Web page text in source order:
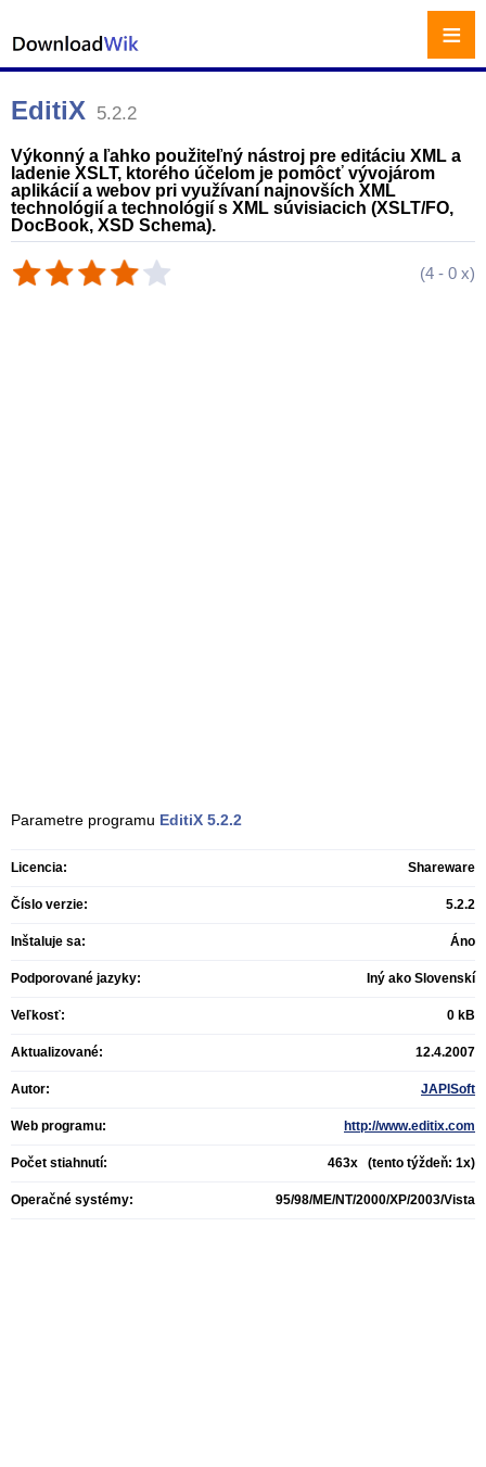
EditiX 5.2.2
Výkonný a ľahko použiteľný nástroj pre editáciu XML a
ladenie XSLT, ktorého účelom je pomôcť vývojárom
aplikácií a webov pri využívaní najnovších XML
technológií a technológií s XML súvisiacich (XSLT/FO,
DocBook, XSD Schema).
(4 - 0 x)
Parametre programu EditiX 5.2.2
Licencia: Shareware
Číslo verzie: 5.2.2
Inštaluje sa: Áno
Podporované jazyky: Iný ako Slovenskí
Veľkosť: 0 kB
Aktualizované: 12.4.2007
Autor: JAPISoft
Web programu: http://www.editix.com
Počet stiahnutí: 463x (tento týždeň: 1x)
Operačné systémy: 95/98/ME/NT/2000/XP/2003/Vista
≡